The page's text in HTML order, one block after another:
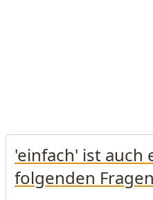
'einfach' ist auch
folgenden